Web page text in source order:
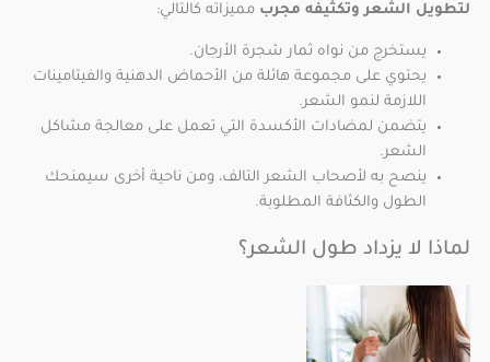
لتطويل الشعر وتكثيفه مجرب مميزاته كالتالي:
يستخرج من نواه ثمار شجرة الأرجان.
يحتوي على مجموعة هائلة من الأحماض الدهنية والفيتامينات
اللازمة لنمو الشعر.
يتضمن لمضادات الأكسدة التي تعمل على معالجة مشاكل
الشعر.
ينصح به لأصحاب الشعر التالف، ومن ناحية أخرى سيمنحك
الطول والكثافة المطلوبة.
لماذا لا يزداد طول الشعر؟